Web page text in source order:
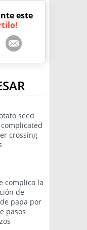
este
seed
crossing
complica la
de
papa por
pasos